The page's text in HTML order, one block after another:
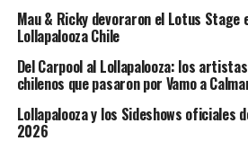
Mau & Ricky devoraron el Lotus Stage
Lollapalooza Chile
Del Carpool al Lollapalooza: los artistas
chilenos que pasaron por Vamo a
Lollapalooza y los Sideshows oficiales
2026